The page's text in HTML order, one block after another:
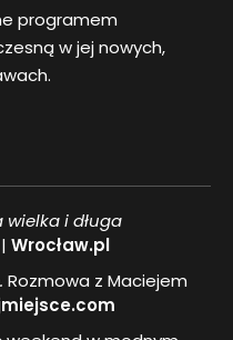
programem
w jej nowych,
wielka i długa
Wrocław.pl
Rozmowa z Maciejem